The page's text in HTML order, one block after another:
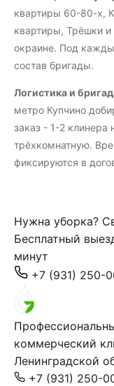
квартиры 60-80-х,
квартиры, Трёшки
окраине. Под
состав бригады.
Логистика и
метро Купчино
заказ - 1-2 клинера
трёхкомнатную.
фиксируются в
Нужна уборка?
Бесплатный
минут
+7 (931) 250-
коммерческий
Ленинградской
+7 (931) 250-